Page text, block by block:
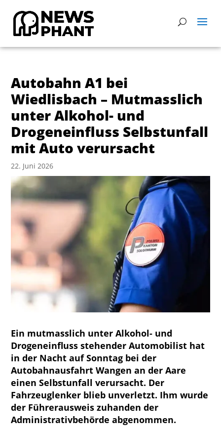
Autobahn A1 bei
Wiedlisbach – Mutmasslich
unter Alkohol- und
Drogeneinfluss Selbstunfall
mit Auto verursacht
22. Juni 2026
Ein mutmasslich unter Alkohol- und
Drogeneinfluss stehender Automobilist hat
in der Nacht auf Sonntag bei der
Autobahnausfahrt Wangen an der Aare
einen Selbstunfall verursacht. Der
Fahrzeuglenker blieb unverletzt. Ihm wurde
der Führerausweis zuhanden der
Administrativbehörde abgenommen.